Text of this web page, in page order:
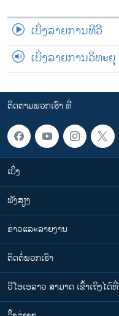
ເບິ່ງລາຍການທີວີ
ເບິ່ງລາຍການວິທະຍຸ
ຕິດຕາມພວກເຮົາ ທີ່
ເບິ່ງ
ຟັງສຽງ
ຂ່າວແລະລາຍງານ
ຕິດຕໍ່ພວກເຮົາ
ວີໂອເອລາວ ສາມາດ ເຂົ້າເຖິງໄດ້ທີ່